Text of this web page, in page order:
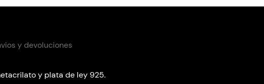
y devoluciones
y plata de ley 925.